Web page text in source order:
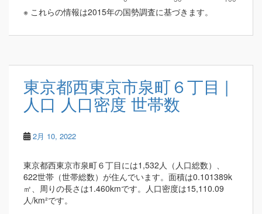
※ これらの情報は2015年の国勢調査に基づきます。
東京都西東京市泉町６丁目 |
人口 人口密度 世帯数
2月 10, 2022
東京都西東京市泉町６丁目には1,532人（人口総数）、
622世帯（世帯総数）が住んでいます。面積は0.101389k
㎡、周りの長さは1.460kmです。人口密度は15,110.09
人/km²です。